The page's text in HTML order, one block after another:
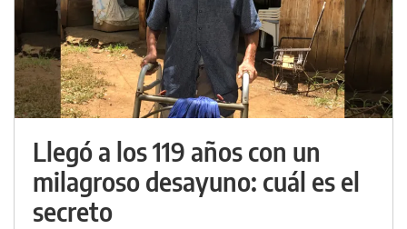
Llegó a los 119 años con un
milagroso desayuno: cuál es el
secreto